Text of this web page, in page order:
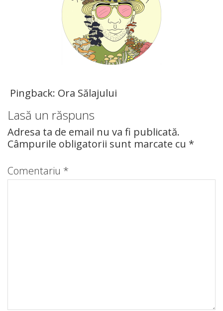
Pingback: Ora Sălajului
Lasă un răspuns
Adresa ta de email nu va fi publicată.
Câmpurile obligatorii sunt marcate cu *
Comentariu *